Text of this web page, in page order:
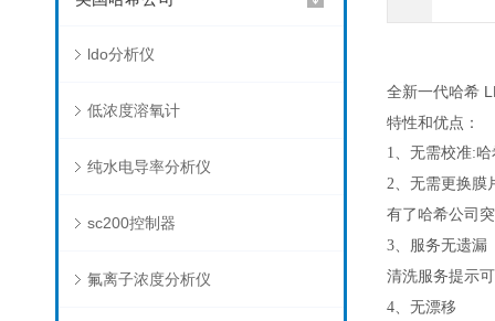
ldo分析仪
低浓度溶氧计
纯水电导率分析仪
sc200控制器
氟离子浓度分析仪
全新一代哈希
特性和优点：
1、无需校准:
2、无需更换膜
有了哈希公司
3、服务无遗漏
清洗服务提示
4、无漂移